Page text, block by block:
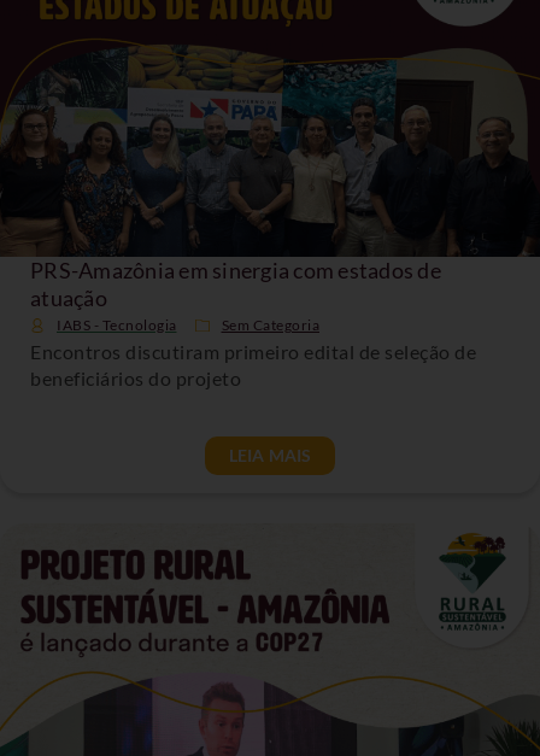
PRS-Amazônia em sinergia com estados de
atuação
IABS - Tecnologia Sem Categoria
Encontros discutiram primeiro edital de seleção de
beneficiários do projeto
LEIA MAIS